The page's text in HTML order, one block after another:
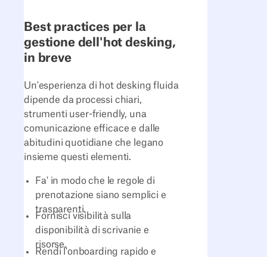
Best practices per la
gestione dell'hot desking,
in breve
Un'esperienza di hot desking fluida
dipende da processi chiari,
strumenti user-friendly, una
comunicazione efficace e dalle
abitudini quotidiane che legano
insieme questi elementi.
Fa' in modo che le regole di
prenotazione siano semplici e
trasparenti.
Fornisci visibilità sulla
disponibilità di scrivanie e
risorse.
Rendi l'onboarding rapido e